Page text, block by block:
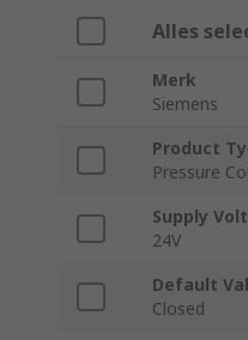
Alles
Merk
Siemens
Product
Pressure
Supply
24V
Default
Closed